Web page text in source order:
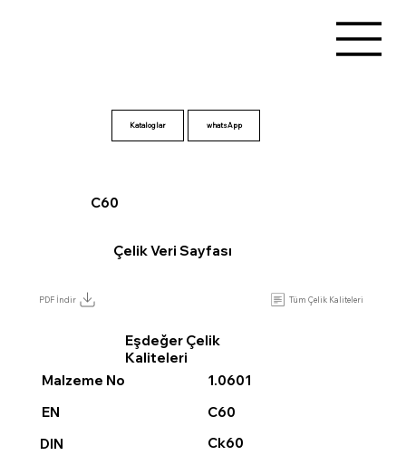
Kataloglar whatsApp
PDF İndir Tüm Çelik Kaliteleri
C60
Çelik Veri Sayfası
EN
C60
DIN
Ck60
Eşdeğer Çelik
Kaliteleri
Malzeme No
1.0601